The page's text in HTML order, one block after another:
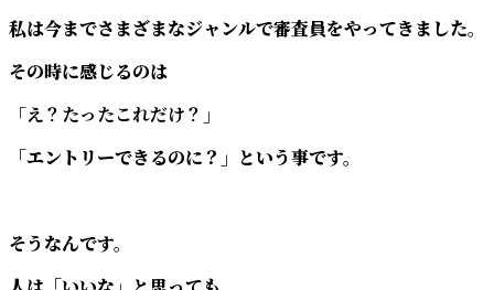
私は今までさまざまなジャンルで審査員をやってきました。
その時に感じるのは
「え？たったこれだけ？」
「エントリーできるのに？」という事です。
そうなんです。